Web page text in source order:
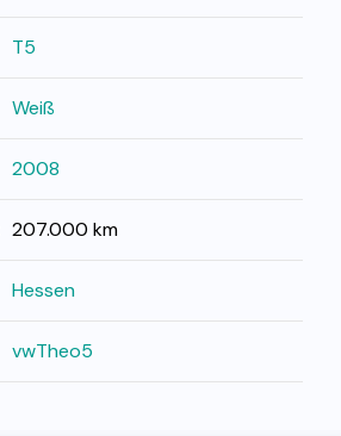
T5
Weiß
2008
207.000 km
Hessen
vwTheo5